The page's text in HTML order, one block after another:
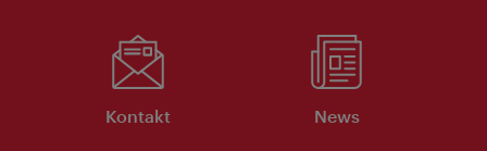
Kontakt News